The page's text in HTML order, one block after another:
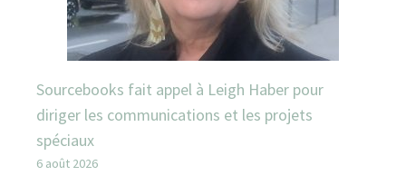
Sourcebooks fait appel à Leigh Haber pour
diriger les communications et les projets
spéciaux
6 août 2026